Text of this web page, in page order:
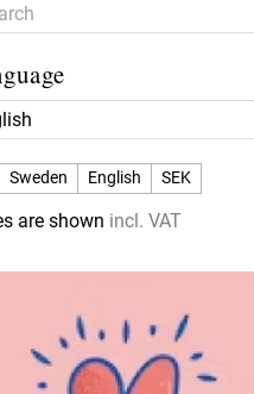
Sweden English SEK
are shown incl. VAT